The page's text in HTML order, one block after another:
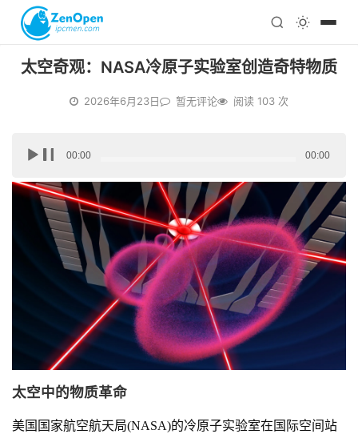
科技
注册
太空奇观：NASA冷原子实验室创造奇特物质
2026年6月23日 暂无评论 阅读 103 次
播
放
00:00 00:00
太空中的物质革命
美国国家航空航天局(NASA)的冷原子实验室在国际空间站